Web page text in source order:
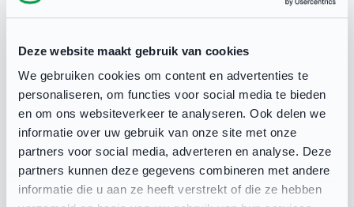
Deze website maakt gebruik van cookies
We gebruiken cookies om content en advertenties te
personaliseren, om functies voor social media te bieden
en om ons websiteverkeer te analyseren. Ook delen we
informatie over uw gebruik van onze site met onze
partners voor social media, adverteren en analyse. Deze
partners kunnen deze gegevens combineren met andere
informatie die u aan ze heeft verstrekt of die ze hebben
sluit je beter aan bij nieuwe leden.
Aanmelden? Ga naarclubbase.sport.nl
organisatie aan.
Account aanmaken
Ga naar clubbase.sport.nl;
Maak een sportprofiel aan (eenmalig);